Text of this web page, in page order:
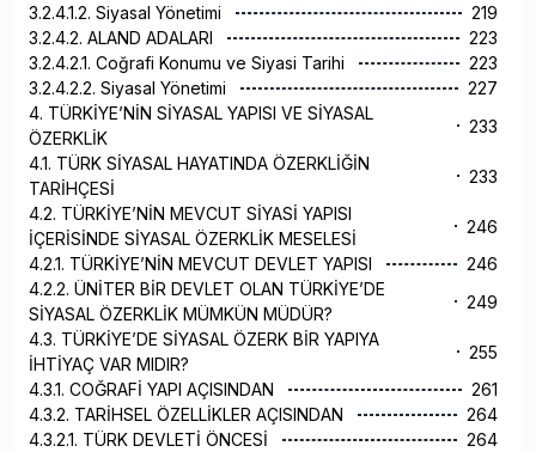
3.2.4.1.2. Siyasal Yönetimi
219
3.2.4.2. ALAND ADALARI
223
3.2.4.2.1. Coğrafi Konumu ve Siyasi Tarihi
223
3.2.4.2.2. Siyasal Yönetimi
227
4. TÜRKİYE’NİN SİYASAL YAPISI VE SİYASAL
ÖZERKLİK
233
4.1. TÜRK SİYASAL HAYATINDA ÖZERKLİĞİN
TARİHÇESİ
233
4.2. TÜRKİYE’NİN MEVCUT SİYASİ YAPISI
İÇERİSİNDE SİYASAL ÖZERKLİK MESELESİ
246
4.2.1. TÜRKİYE’NİN MEVCUT DEVLET YAPISI
246
4.2.2. ÜNİTER BİR DEVLET OLAN TÜRKİYE’DE
SİYASAL ÖZERKLİK MÜMKÜN MÜDÜR?
249
4.3. TÜRKİYE’DE SİYASAL ÖZERK BİR YAPIYA
İHTİYAÇ VAR MIDIR?
255
4.3.1. COĞRAFİ YAPI AÇISINDAN
261
4.3.2. TARİHSEL ÖZELLİKLER AÇISINDAN
264
4.3.2.1. TÜRK DEVLETİ ÖNCESİ
264